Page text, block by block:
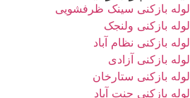
لوله بازکنی سینک ظرفشویی
لوله بازکنی ولنجک
لوله بازکنی نظام آباد
لوله بازکنی آزادی
لوله بازکنی ستارخان
لوله بازکنی جنت آباد